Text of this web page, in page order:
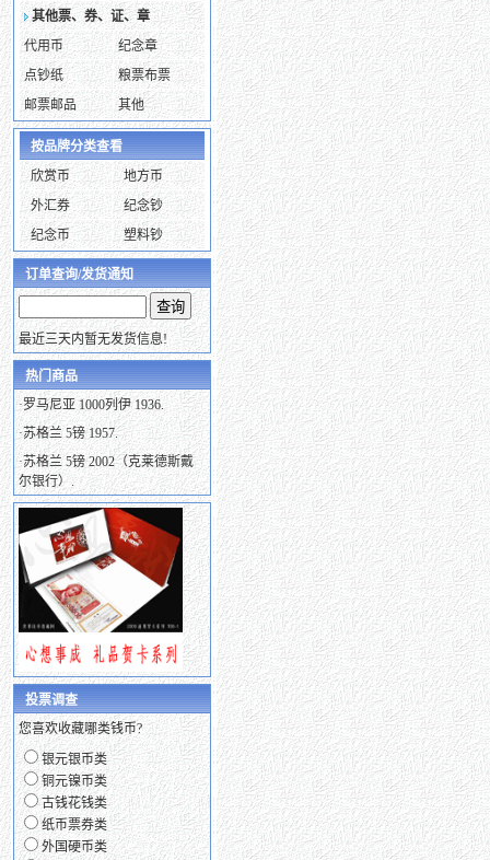
其他票、券、证、章
代用币
纪念章
点钞纸
粮票布票
邮票邮品
其他
按品牌分类查看
欣赏币
地方币
外汇券
纪念钞
纪念币
塑料钞
订单查询/发货通知
最近三天内暂无发货信息!
热门商品
·罗马尼亚 1000列伊 1936.
·苏格兰 5镑 1957.
·苏格兰 5镑 2002（克莱德斯戴
尔银行）.
投票调查
您喜欢收藏哪类钱币?
银元银币类
铜元镍币类
古钱花钱类
纸币票券类
外国硬币类